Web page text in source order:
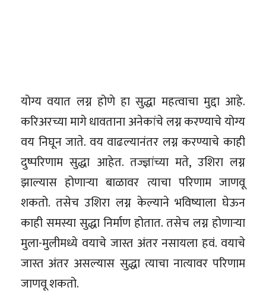
योग्य वयात लग्न होणे हा सुद्धा महत्वाचा मुद्दा आहे.
करिअरच्या मागे धावताना अनेकांचे लग्न करण्याचे योग्य
वय निघून जाते. वय वाढल्यानंतर लग्न करण्याचे काही
दुष्परिणाम सुद्धा आहेत. तज्ज्ञांच्या मते, उशिरा लग्न
झाल्यास होणार्‍या बाळ‍ावर त्याचा परिणाम जाणवू
शकतो. तसेच उशिरा लग्न केल्याने भविष्याला घेऊन
काही समस्या सुद्धा निर्माण होतात. तसेच लग्न होणार्‍या
मुला-मुलीमध्ये वयाचे जास्त अंतर नसायला हवं. वयाचे
जास्त अंतर असल्यास सुद्धा त्याचा नात्यावर परिणाम
जाणवू शकतो.